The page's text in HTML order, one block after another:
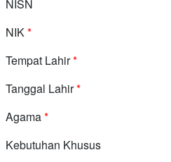
NISN
NIK*
Tempat Lahir*
Tanggal Lahir*
Agama*
Kebutuhan Khusus